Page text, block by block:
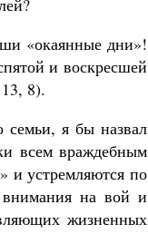
«окаянные дни»!
и воскресшей
8).
семьи, я бы назвал
всем враждебным
и устремляются по
внимания на вой и
жизненных